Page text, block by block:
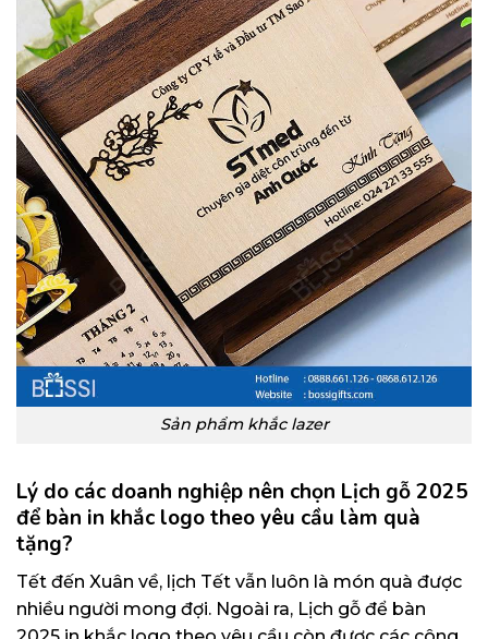
Sản phẩm khắc lazer
Lý do các doanh nghiệp nên chọn Lịch gỗ 2025
để bàn in khắc logo theo yêu cầu làm quà
tặng?
Tết đến Xuân về, lịch Tết vẫn luôn là món quà được
nhiều người mong đợi. Ngoài ra, Lịch gỗ để bàn